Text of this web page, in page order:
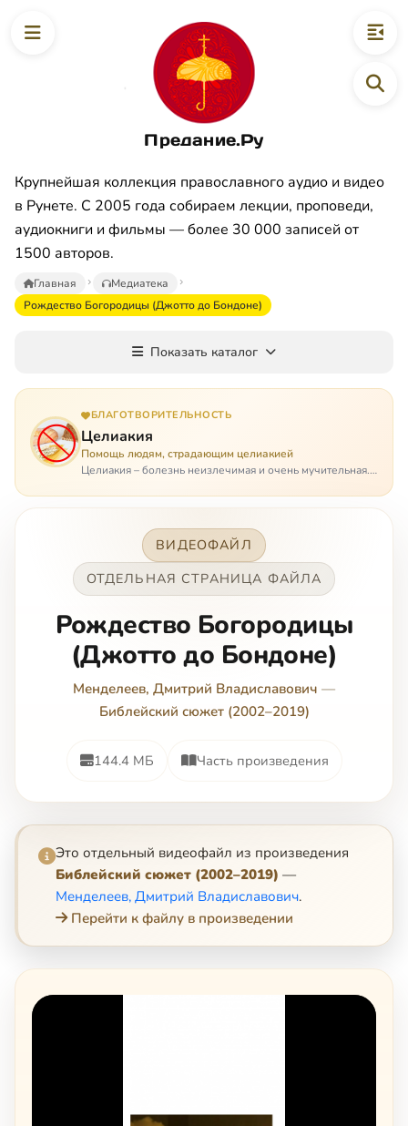
Предание.Ру
Крупнейшая коллекция православного аудио и видео
в Рунете. С 2005 года собираем лекции, проповеди,
аудиокниги и фильмы — более 30 000 записей от
1500 авторов.
Главная
Медиатека
Рождество Богородицы (Джотто до Бондоне)
Показать каталог
БЛАГОТВОРИТЕЛЬНОСТЬ
Целиакия
Помощь людям, страдающим целиакией
Целиакия – болезнь неизлечимая и очень мучительная.
целиакией страдает в одиночестве, не представляя
ВИДЕОФАЙЛ
ОТДЕЛЬНАЯ СТРАНИЦА ФАЙЛА
Рождество Богородицы
(Джотто до Бондоне)
Менделеев, Дмитрий Владиславович —
Библейский сюжет (2002–2019)
144.4 МБ Часть произведения
Это отдельный видеофайл из произведения
Библейский сюжет (2002–2019) —
Менделеев, Дмитрий Владиславович.
Перейти к файлу в произведении